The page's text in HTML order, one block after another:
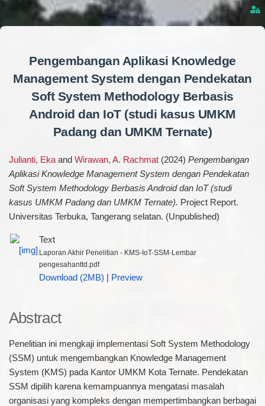
Pengembangan Aplikasi Knowledge
Management System dengan Pendekatan
Soft System Methodology Berbasis
Android dan IoT (studi kasus UMKM
Padang dan UMKM Ternate)
Julianti, Ekaand Wirawan, A. Rachmat(2024) Pengembangan
Aplikasi Knowledge Management System dengan Pendekatan
Soft System Methodology Berbasis Android dan IoT (studi
kasus UMKM Padang dan UMKM Ternate). Project Report.
Universitas Terbuka, Tangerang selatan. (Unpublished)
Text
Laporan Akhir Penelitian - KMS-IoT-SSM-Lembar
pengesahanttd.pdf
Download (2MB) Preview
Abstract
Penelitian ini mengkaji implementasi Soft System Methodology
(SSM) untuk mengembangkan Knowledge Management
System (KMS) pada Kantor UMKM Kota Ternate. Pendekatan
SSM dipilih karena kemampuannya mengatasi masalah
organisasi yang kompleks dengan mempertimbangkan berbagai